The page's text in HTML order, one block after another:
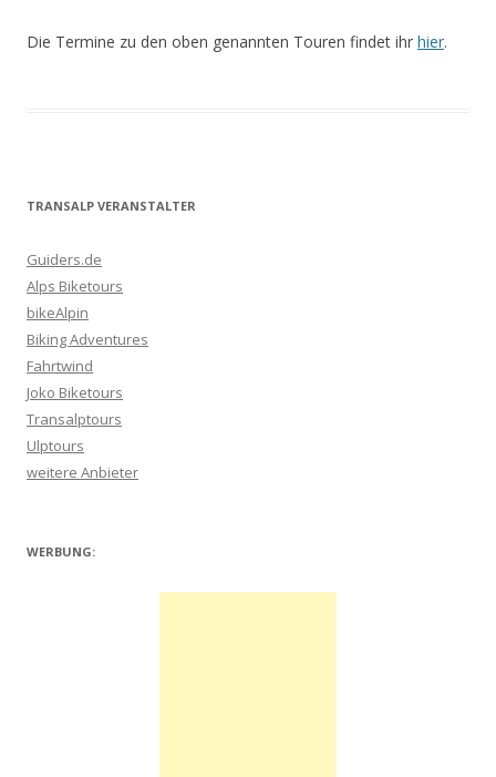
Die Termine zu den oben genannten Touren findet ihr hier.
TRANSALP VERANSTALTER
Guiders.de
Alps Biketours
bikeAlpin
Biking Adventures
Fahrtwind
Joko Biketours
Transalptours
Ulptours
weitere Anbieter
WERBUNG: